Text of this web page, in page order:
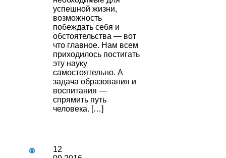
успешной жизни,
возможность
побеждать себя и
обстоятельства — вот
что главное. Нам всем
приходилось постигать
эту науку
самостоятельно. А
задача образования и
воспитания —
спрямить путь
человека. […]
12